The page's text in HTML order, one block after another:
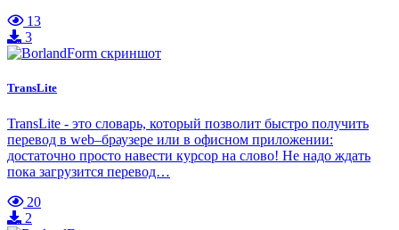
13
3
TransLite
TransLite - это словарь, который позволит быстро получить
перевод в web–браузере или в офисном приложении:
достаточно просто навести курсор на слово! Не надо ждать
пока загрузится перевод…
20
2